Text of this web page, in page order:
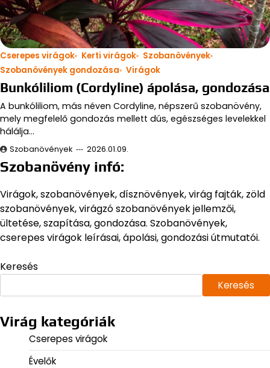
Cserepes virágok Kerti virágok
Szobanövények
Szobanövények gondozása
Virágok
Bunkóliliom (Cordyline) ápolása, gondozása
A bunkóliliom, más néven Cordyline, népszerű szobanövény,
mely megfelelő gondozás mellett dús, egészséges levelekkel
hálálja…
Szobanövények 2026.01.09.
Szobanövény infó:
Virágok, szobanövények, dísznövények, virág fajták, zöld
szobanövények, virágzó szobanövények jellemzői,
ültetése, szapítása, gondozása. Szobanövények,
cserepes virágok leírásai, ápolási, gondozási útmutatói.
Keresés
Keresés
Virág kategóriák
Cserepes virágok
Évelők